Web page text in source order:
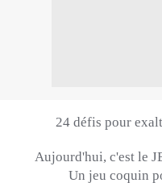
24 défis pour
Aujourd'hui, c'est le
Un jeu coquin